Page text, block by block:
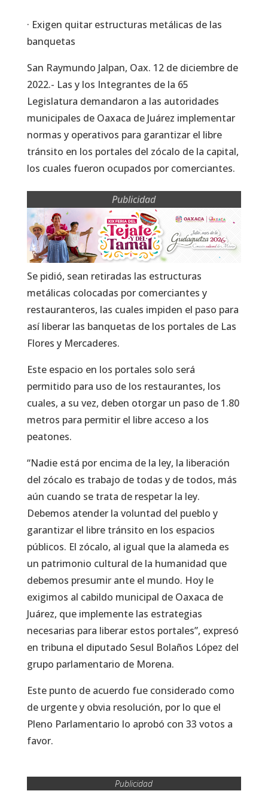
· Exigen quitar estructuras metálicas de las
banquetas
San Raymundo Jalpan, Oax. 12 de diciembre de
2022.- Las y los Integrantes de la 65
Legislatura demandaron a las autoridades
municipales de Oaxaca de Juárez implementar
normas y operativos para garantizar el libre
tránsito en los portales del zócalo de la capital,
los cuales fueron ocupados por comerciantes.
Publicidad
Se pidió, sean retiradas las estructuras
metálicas colocadas por comerciantes y
restauranteros, las cuales impiden el paso para
así liberar las banquetas de los portales de Las
Flores y Mercaderes.
Este espacio en los portales solo será
permitido para uso de los restaurantes, los
cuales, a su vez, deben otorgar un paso de 1.80
metros para permitir el libre acceso a los
peatones.
“Nadie está por encima de la ley, la liberación
del zócalo es trabajo de todas y de todos, más
aún cuando se trata de respetar la ley.
Debemos atender la voluntad del pueblo y
garantizar el libre tránsito en los espacios
públicos. El zócalo, al igual que la alameda es
un patrimonio cultural de la humanidad que
debemos presumir ante el mundo. Hoy le
exigimos al cabildo municipal de Oaxaca de
Juárez, que implemente las estrategias
necesarias para liberar estos portales”, expresó
en tribuna el diputado Sesul Bolaños López del
grupo parlamentario de Morena.
Este punto de acuerdo fue considerado como
de urgente y obvia resolución, por lo que el
Pleno Parlamentario lo aprobó con 33 votos a
favor.
Publicidad